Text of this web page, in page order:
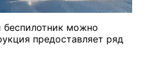
беспилотник можно
предоставляет ряд